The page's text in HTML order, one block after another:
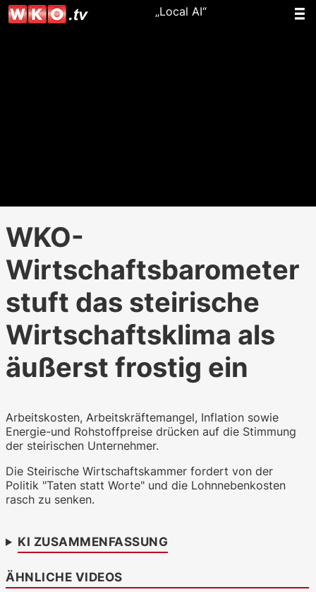
„Local AI“
WKO-
Wirtschaftsbarometer
stuft das steirische
Wirtschaftsklima als
äußerst frostig ein
Arbeitskosten, Arbeitskräftemangel, Inflation sowie
Energie-und Rohstoffpreise drücken auf die Stimmung
der steirischen Unternehmer.
Die Steirische Wirtschaftskammer fordert von der
Politik "Taten statt Worte" und die Lohnnebenkosten
rasch zu senken.
KI ZUSAMMENFASSUNG
ÄHNLICHE VIDEOS
WKO.tv KI (lokales LLM gemma-4-
26b-a4b-it, Blackwell)